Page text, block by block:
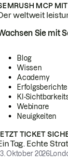
MCP
weltweit
Sie mit
Blog
Wissen
Academy
Erfolgsberichte
KI-
Webinare
Neuigkeiten
TICKET
Tag. Echte
Oktober 2026